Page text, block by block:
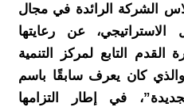
الشركة الرائدة في مجال
الاستراتيجي، عن رعايتها
القدم التابع لمركز التنمية
والذي كان يعرف سابقًا باسم
في إطار التزامها